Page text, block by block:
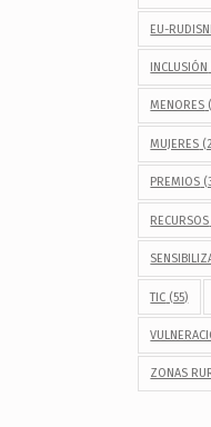
EU-
INCLUSIÓN
MENORES
MUJERES
PREMIOS
RECURSOS
TIC (55)
ZONAS